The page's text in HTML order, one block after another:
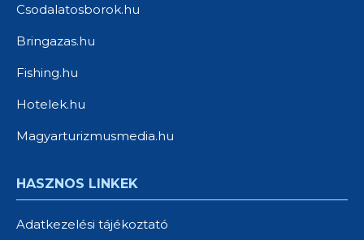
Csodalatosborok.hu
Bringazas.hu
Fishing.hu
Hotelek.hu
Magyarturizmusmedia.hu
HASZNOS LINKEK
Adatkezelési tájékoztató